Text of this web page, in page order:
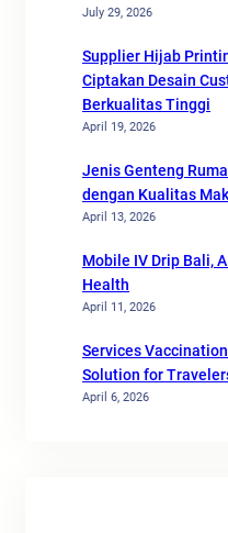
July 29, 2026
Supplier Hijab
Ciptakan Desain
Berkualitas Tinggi
April 19, 2026
Jenis Genteng
dengan Kualitas
April 13, 2026
Mobile IV Drip Bali,
Health
April 11, 2026
Services
Solution for
April 6, 2026